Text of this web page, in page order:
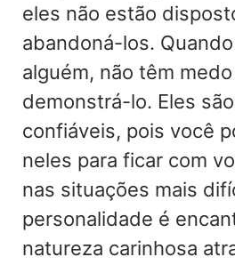
eles não estão
abandoná-los.
alguém, não têm
demonstrá-lo. Eles
confiáveis, pois você
neles para ficar com
nas situações mais
personalidade é
natureza carinhosa